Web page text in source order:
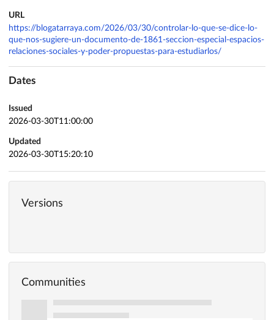
URL
https://blogatarraya.com/2026/03/30/controlar-lo-que-se-dice-lo-
que-nos-sugiere-un-documento-de-1861-seccion-especial-espacios-
relaciones-sociales-y-poder-propuestas-para-estudiarlos/
Dates
Issued
2026-03-30T11:00:00
Updated
2026-03-30T15:20:10
Versions
Communities